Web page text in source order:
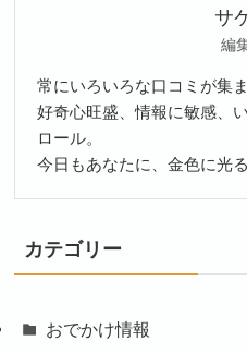
サ
編
常にいろいろな口コミが集
好奇心旺盛、情報に敏感、
ロール。
今日もあなたに、金色に光
カテゴリー
おでかけ情報